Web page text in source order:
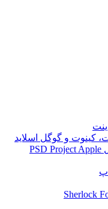
کینوت و گوگل اسلاید
دانلود موکاپ محصولات شرکت اپل PSD Project Apple